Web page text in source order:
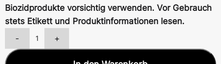
Biozidprodukte vorsichtig verwenden. Vor Gebrauch
stets Etikett und Produktinformationen lesen.
-
+